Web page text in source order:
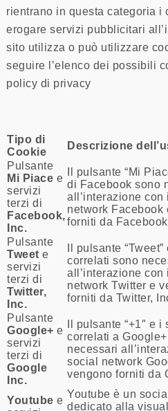
rientrano in questa categoria i
erogare servizi pubblicitari
sito utilizza o può utilizzare
seguire l’elenco dei possibili
policy di privacy
Tipo di
Cookie
Descrizione
Pulsante
Mi Piace e
servizi
terzi di
Facebook,
Inc.
Il pulsante “Mi
di Facebook sono
all’interazione con
network Facebook
forniti da
Pulsante
Tweet e
servizi
terzi di
Twitter,
Inc.
Il pulsante
correlati sono
all’interazione con
network Twitter e
forniti da Twitter,
Pulsante
Google+ e
servizi
terzi di
Google
Inc.
Il pulsante “+1″ e i
correlati a
necessari
social network
vengono forniti da
Youtube e
Youtube è un
dedicato alla